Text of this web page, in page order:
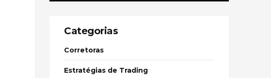
Categorias
Corretoras
Estratégias de Trading